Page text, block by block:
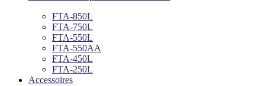
FTA-850L
FTA-750L
FTA-550L
FTA-550AA
FTA-450L
FTA-250L
Accessoires